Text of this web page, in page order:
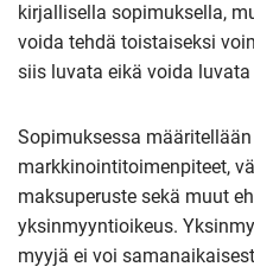
kirjallisella sopimuksella,
voida tehdä toistaiseksi
siis luvata eikä voida luvata
Sopimuksessa
markkinointitoimenpiteet,
maksuperuste sekä muut
yksinmyyntioikeus.
myyjä ei voi